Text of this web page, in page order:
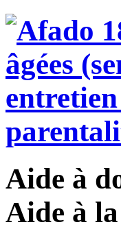
Aide à
Aide à